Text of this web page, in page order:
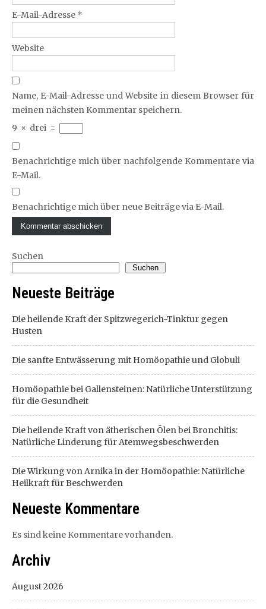
E-Mail-Adresse *
Website
Name, E-Mail-Adresse und Website in diesem Browser für
meinen nächsten Kommentar speichern.
9 × drei =
Benachrichtige mich über nachfolgende Kommentare via
E-Mail.
Benachrichtige mich über neue Beiträge via E-Mail.
Suchen
Suchen
Neueste Beiträge
Die heilende Kraft der Spitzwegerich-Tinktur gegen
Husten
Die sanfte Entwässerung mit Homöopathie und Globuli
Homöopathie bei Gallensteinen: Natürliche Unterstützung
für die Gesundheit
Die heilende Kraft von ätherischen Ölen bei Bronchitis:
Natürliche Linderung für Atemwegsbeschwerden
Die Wirkung von Arnika in der Homöopathie: Natürliche
Heilkraft für Beschwerden
Neueste Kommentare
Es sind keine Kommentare vorhanden.
Archiv
August 2026